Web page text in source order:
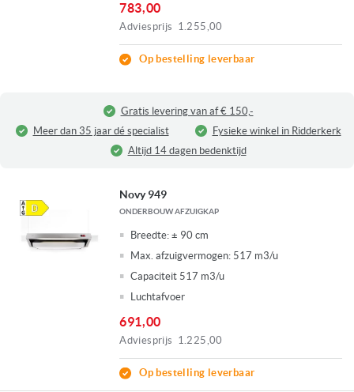
783,00
Adviesprijs 1.255,00
Op bestelling leverbaar
Gratis levering van af € 150,-
Meer dan 35 jaar dé specialist
Fysieke winkel in Ridderkerk
Altijd 14 dagen bedenktijd
Novy 949
ONDERBOUW AFZUIGKAP
Breedte: ± 90 cm
Max. afzuigvermogen: 517 m3/u
Capaciteit 517 m3/u
Luchtafvoer
691,00
Adviesprijs 1.225,00
Op bestelling leverbaar